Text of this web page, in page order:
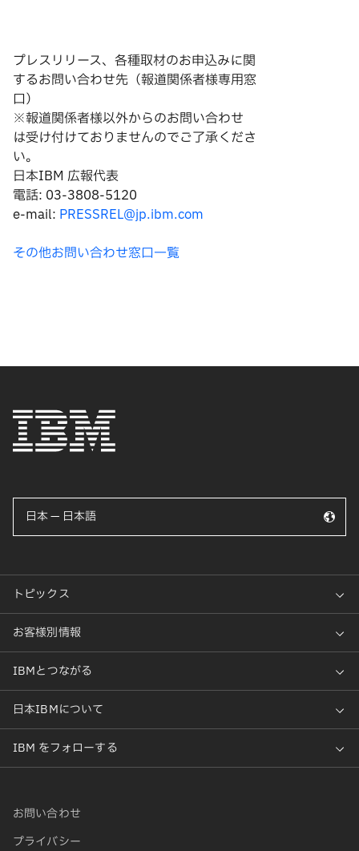
プレスリリース、各種取材のお申込みに関
するお問い合わせ先（報道関係者様専用窓
口）
※報道関係者様以外からのお問い合わせ
は受け付けておりませんのでご了承くださ
い。
日本IBM 広報代表
電話: 03-3808-5120
e-mail: PRESSREL@jp.ibm.com
その他お問い合わせ窓口一覧
日本 — 日本語
お問い合わせ
プライバシー